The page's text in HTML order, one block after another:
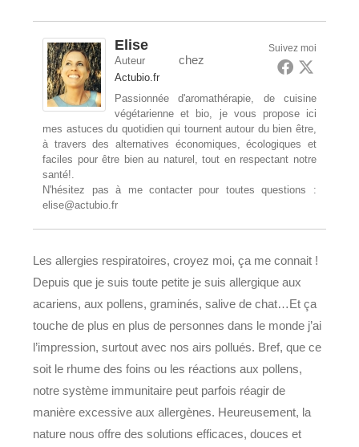
Suivez moi
Elise
Auteur chez
Actubio.fr
Passionnée d'aromathérapie, de cuisine
végétarienne et bio, je vous propose ici
mes astuces du quotidien qui tournent autour du bien être,
à travers des alternatives économiques, écologiques et
faciles pour être bien au naturel, tout en respectant notre
santé!.
N'hésitez pas à me contacter pour toutes questions :
elise@actubio.fr
Les allergies respiratoires, croyez moi, ça me connait !
Depuis que je suis toute petite je suis allergique aux
acariens, aux pollens, graminés, salive de chat…Et ça
touche de plus en plus de personnes dans le monde j’ai
l’impression, surtout avec nos airs pollués. Bref, que ce
soit le rhume des foins ou les réactions aux pollens,
notre système immunitaire peut parfois réagir de
manière excessive aux allergènes. Heureusement, la
nature nous offre des solutions efficaces, douces et